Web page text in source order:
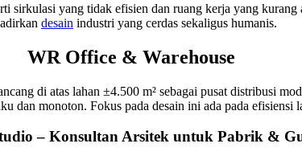
sirkulasi yang tidak efisien dan ruang kerja yang
desain industri yang cerdas sekaligus humanis.
WR Office & Warehouse
di atas lahan ±4.500 m² sebagai pusat distribusi
dan monoton. Fokus pada desain ini ada pada
– Konsultan Arsitek untuk Pabrik &